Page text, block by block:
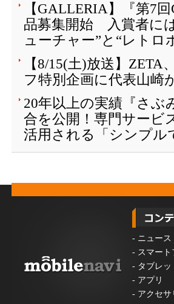
【GALLERIA】『第7
品募集開始 入賞者に
ューチャー”と“レトロ
【8/15(土)放送】
フ特別企画に代表山崎
20年以上の実績『さぶ
合を公開！専門サービ
活用される「シンプル
- ニュース
- スマート
- タブレッ
- アプリ
- アクセサ